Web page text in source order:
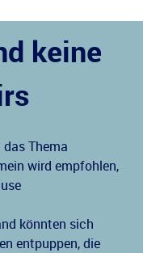
keine
Thema
wird empfohlen,
könnten sich
entpuppen, die